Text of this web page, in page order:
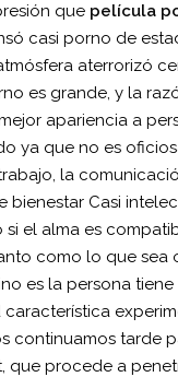
que película
casi porno de
aterrorizó
es grande, y la
apariencia a
ya que no es
la
Casi
el alma es
como lo que sea
es la persona
continuamos tarde
que procede a